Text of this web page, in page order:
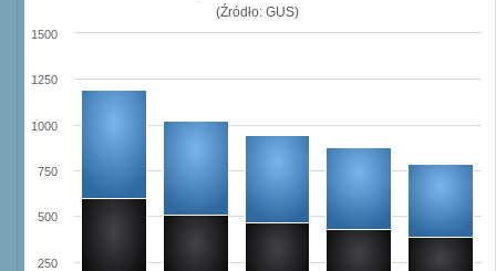
(Źródło: GUS)
250
500
750
1000
1250
1500